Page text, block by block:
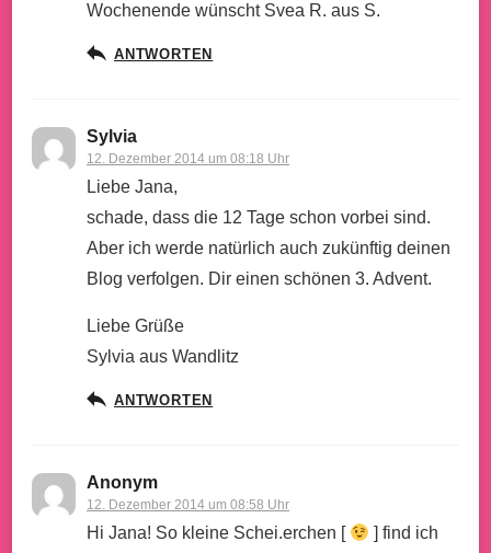
Wochenende wünscht Svea R. aus S.
ANTWORTEN
Sylvia
12. Dezember 2014 um 08:18 Uhr
Liebe Jana,
schade, dass die 12 Tage schon vorbei sind.
Aber ich werde natürlich auch zukünftig deinen
Blog verfolgen. Dir einen schönen 3. Advent.
Liebe Grüße
Sylvia aus Wandlitz
ANTWORTEN
Anonym
12. Dezember 2014 um 08:58 Uhr
Hi Jana! So kleine Schei.erchen [
] find ich